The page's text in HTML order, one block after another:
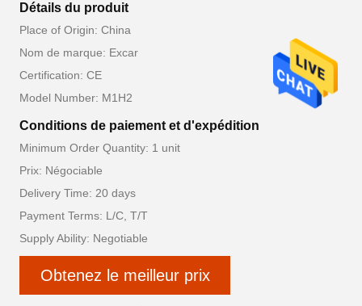
Détails du produit
Place of Origin: China
Nom de marque: Excar
Certification: CE
Model Number: M1H2
Conditions de paiement et d'expédition
Minimum Order Quantity: 1 unit
Prix: Négociable
Delivery Time: 20 days
Payment Terms: L/C, T/T
Supply Ability: Negotiable
Obtenez le meilleur prix